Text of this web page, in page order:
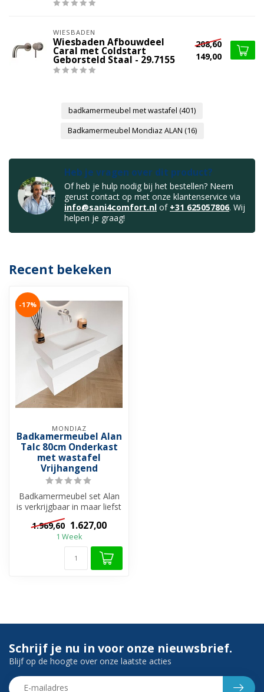
WIESBADEN
Wiesbaden Afbouwdeel
Caral met Coldstart
Geborsteld Staal - 29.7155
208,60
149,00
badkamermeubel met wastafel (401)
Badkamermeubel Mondiaz ALAN (16)
Heb je vragen over dit product?
Of heb je hulp nodig bij het bestellen? Neem
gerust contact op met onze klantenservice via
info@sani4comfort.nl of +31 625057806. Wij
helpen je graag!
Recent bekeken
-17%
MONDIAZ
Badkamermeubel Alan
Talc 80cm Onderkast
met wastafel
Vrijhangend
Badkamermeubel set Alan
is verkrijgbaar in maar liefst
26 verschillende kleuren ...
1.969,60 1.627,00
1 Week
Schrijf je nu in voor onze nieuwsbrief.
Blijf op de hoogte over onze laatste acties